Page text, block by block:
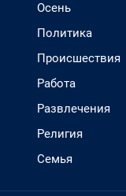
Осень
Политика
Происшествия
Работа
Развлечения
Религия
Семья